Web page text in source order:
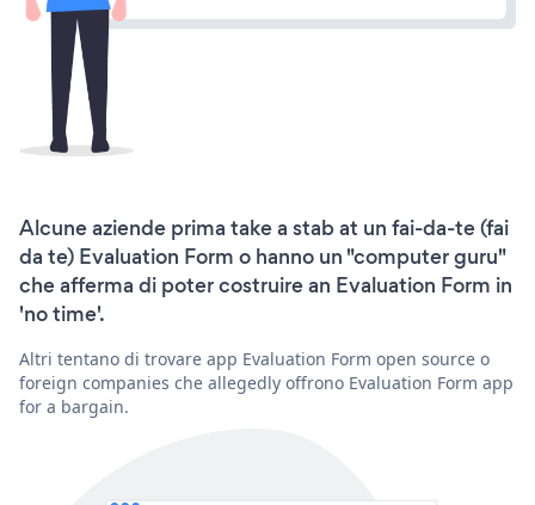
Alcune aziende prima take a stab at un fai-da-te (fai
da te) Evaluation Form o hanno un "computer guru"
che afferma di poter costruire an Evaluation Form in
'no time'.
Altri tentano di trovare app Evaluation Form open source o
foreign companies che allegedly offrono Evaluation Form app
for a bargain.